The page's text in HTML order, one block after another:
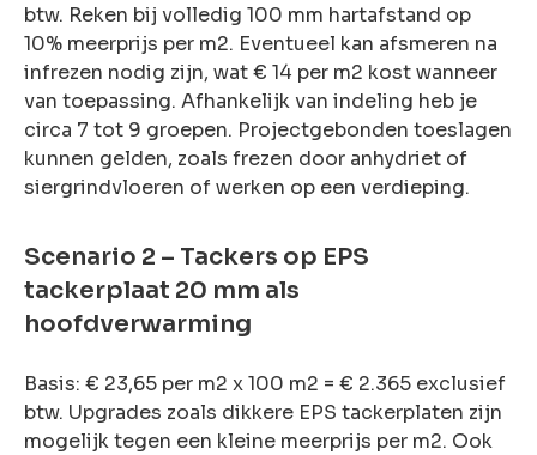
btw. Reken bij volledig 100 mm hartafstand op
10% meerprijs per m2. Eventueel kan afsmeren na
infrezen nodig zijn, wat € 14 per m2 kost wanneer
van toepassing. Afhankelijk van indeling heb je
circa 7 tot 9 groepen. Projectgebonden toeslagen
kunnen gelden, zoals frezen door anhydriet of
siergrindvloeren of werken op een verdieping.
Scenario 2 – Tackers op EPS
tackerplaat 20 mm als
hoofdverwarming
Basis: € 23,65 per m2 x 100 m2 = € 2.365 exclusief
btw. Upgrades zoals dikkere EPS tackerplaten zijn
mogelijk tegen een kleine meerprijs per m2. Ook